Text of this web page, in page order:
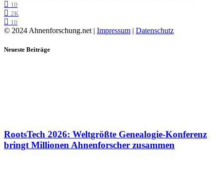
10
2K
10
© 2024 Ahnenforschung.net | Impressum | Datenschutz
Neueste Beiträge
RootsTech 2026: Weltgrößte Genealogie-Konferenz
bringt Millionen Ahnenforscher zusammen